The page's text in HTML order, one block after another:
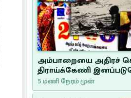
அம்பாறையை அதிரச்
திராய்க்கேணி
5 மணி நேரம் முன்